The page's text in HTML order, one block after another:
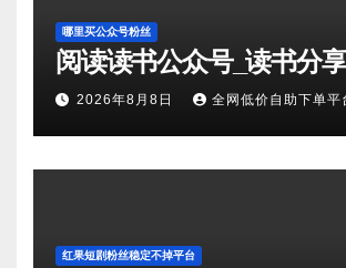
哪里买公众号粉丝
阅读读书公众号_读书分
2026年8月8日 全网低价自助下单平
红果短剧粉丝稳定不掉平台